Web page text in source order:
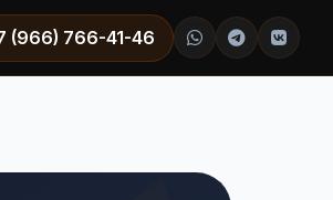
(966) 766-41-46